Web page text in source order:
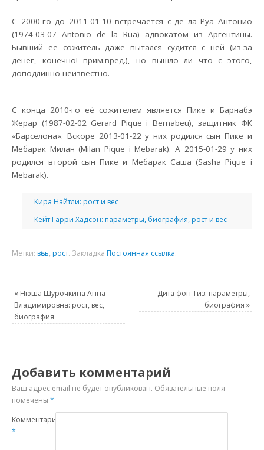
С 2000-го до 2011-01-10 встречается с де ла Руа Антонио
(1974-03-07 Antonio de la Rua) адвокатом из Аргентины.
Бывший её сожитель даже пытался судится с ней (из-за
денег, конечно! прим.вред.), но вышло ли что с этого,
доподлинно неизвестно.
С конца 2010-го её сожителем является Пике и Барнабэ
Жерар (1987-02-02 Gerard Pique i Bernabeu), защитник ФК
«Барселона». Вскоре 2013-01-22 у них родился сын Пике и
Мебарак Милан (Milan Pique i Mebarak). А 2015-01-29 у них
родился второй сын Пике и Мебарак Саша (Sasha Pique i
Mebarak).
Кира Найтли: рост и вес
Кейт Гарри Хадсон: параметры, биография, рост и вес
Метки: вѣсъ, рост. Закладка Постоянная ссылка.
« Нюша Шурочкина Анна
Владимировна: рост, вес,
биография
Дита фон Тиз: параметры,
биография »
Добавить комментарий
Ваш адрес email не будет опубликован. Обязательные поля
помечены*
Комментарий
*